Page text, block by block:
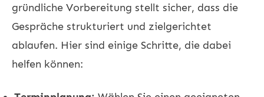
gründliche Vorbereitung stellt sicher, dass die
Gespräche strukturiert und zielgerichtet
ablaufen. Hier sind einige Schritte, die dabei
helfen können: